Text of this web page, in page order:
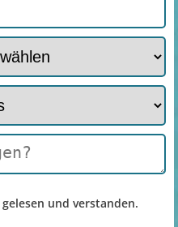
gelesen und verstanden.